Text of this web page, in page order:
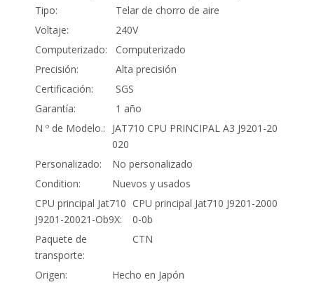
Tipo:
Telar de chorro de aire
Voltaje:
240V
Computerizado:
Computerizado
Precisión:
Alta precisión
Certificación:
SGS
Garantía:
1 año
N º de Modelo.:
JAT710 CPU PRINCIPAL A3 J9201-20
020
Personalizado:
No personalizado
Condition:
Nuevos y usados
CPU principal Jat710
J9201-20021-Ob9X:
CPU principal Jat710 J9201-2000
0-0b
Paquete de
transporte:
CTN
Origen:
Hecho en Japón